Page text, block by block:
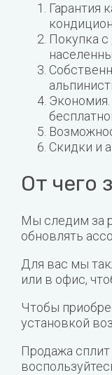
Гарантия
Покупка
Скидки и
От чего
Мы следим за
обновлять
Для вас мы
или в офис,
Чтобы
установкой
Продажа